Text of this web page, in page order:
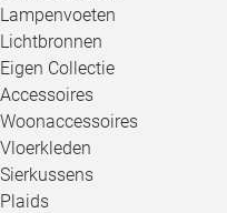
Lampenvoeten
Lichtbronnen
Eigen Collectie
Accessoires
Woonaccessoires
Vloerkleden
Sierkussens
Plaids